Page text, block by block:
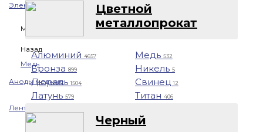
Электрод латунный
Медь
Назад
Медь
Аноды медные
Лента медная
Цветной
металлопрокат
Алюминий 4657
Бронза 899
Дюраль1504
Латунь 579
Медь 532
Никель 5
Свинец12
Титан 406
Черный